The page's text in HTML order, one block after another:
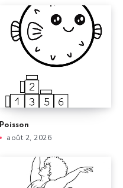
Poisson
août 2, 2026